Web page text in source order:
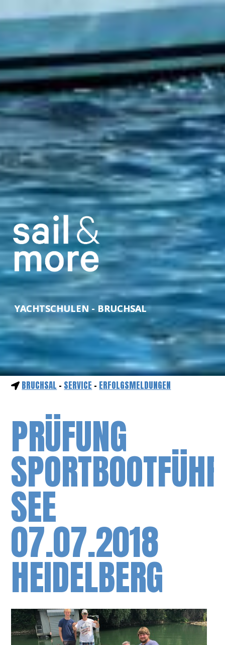
YACHTSCHULEN - BRUCHSAL
BRUCHSAL - SERVICE - ERFOLGSMELDUNGEN
PRÜFUNG
SEE
07.07.2018
HEIDELBERG